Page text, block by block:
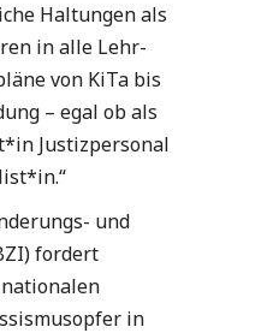
Haltungen als
in alle Lehr-
von KiTa bis
– egal ob als
Justizpersonal
und
fordert
in